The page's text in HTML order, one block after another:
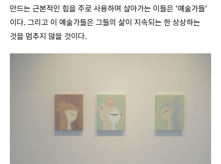
만드는 근본적인 힘을 주로 사용하며 살아가는 이들은 ‘예술가들’
이다. 그리고 이 예술가들은 그들의 삶이 지속되는 한 상상하는
것을 멈추지 않을 것이다.